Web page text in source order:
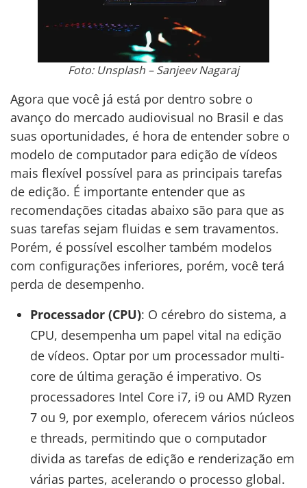
Foto: Unsplash – Sanjeev Nagaraj
Agora que você já está por dentro sobre o
avanço do mercado audiovisual no Brasil e das
suas oportunidades, é hora de entender sobre o
modelo de computador para edição de vídeos
mais flexível possível para as principais tarefas
de edição. É importante entender que as
recomendações citadas abaixo são para que as
suas tarefas sejam fluidas e sem travamentos.
Porém, é possível escolher também modelos
com configurações inferiores, porém, você terá
perda de desempenho.
Processador (CPU): O cérebro do sistema, a
CPU, desempenha um papel vital na edição
de vídeos. Optar por um processador multi-
core de última geração é imperativo. Os
processadores Intel Core i7, i9 ou AMD Ryzen
7 ou 9, por exemplo, oferecem vários núcleos
e threads, permitindo que o computador
divida as tarefas de edição e renderização em
várias partes, acelerando o processo global.